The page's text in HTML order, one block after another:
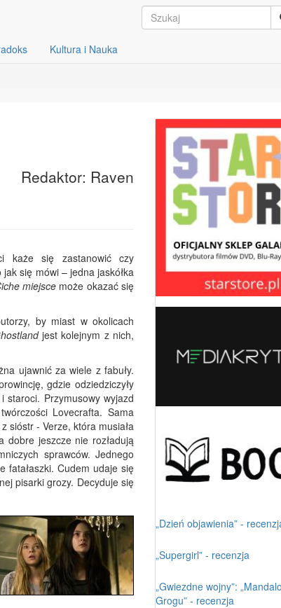
Kultura i Nauka
Redaktor: Raven
każe się zastanowić czy
się mówi – jedna jaskółka
miejsce może okazać się
by miast w okolicach
jest kolejnym z nich,
ujawnić za wiele z fabuły.
gdzie odziedziczyły
staroci. Przymusowy wyjazd
Lovecrafta. Sama
sióstr - Verze, która musiała
dobre jeszcze nie rozładują
sprawców. Jednego
fatałaszki. Cudem udaje się
pisarki grozy. Decyduje się
„Dzień objawienia” -
„Supergirl” - recenzja
„Gwiezdne wojny”:
Grogu” - recenzja